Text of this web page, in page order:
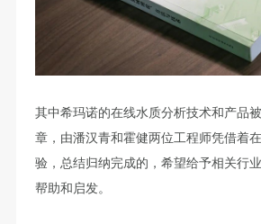
其中希玛诺的在线水质分析技术和产品
章，由潘汉青和霍健两位工程师凭借着
验，总结归纳完成的，希望给予相关行
帮助和启发。